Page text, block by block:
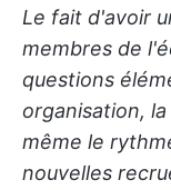
Le fait d'avoir
membres de
questions
organisation,
même le
nouvelles